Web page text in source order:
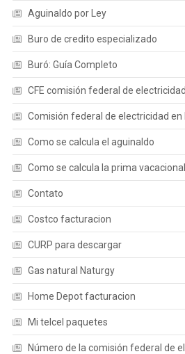
Aguinaldo por Ley
Buro de credito especializado
Buró: Guía Completo
CFE comisión federal de electricidad
Comisión federal de electricidad en
Como se calcula el aguinaldo
Como se calcula la prima vacacional
Contato
Costco facturacion
CURP para descargar
Gas natural Naturgy
Home Depot facturacion
Mi telcel paquetes
Número de la comisión federal de